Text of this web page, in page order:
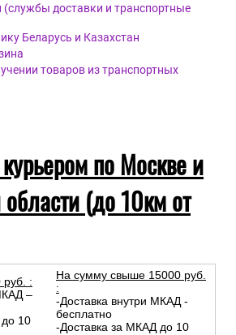
(службы доставки и транспортные
Беларусь и Казахстан
товаров из транспортных
по Москве и
(до 10км от
руб. :
–
10
На сумму свыше 15000 руб.
:
-Доставка внутри МКАД -
бесплатно
-Доставка за МКАД до 10